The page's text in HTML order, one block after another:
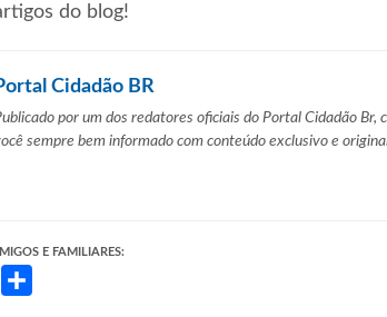
do blog!
Cidadão BR
por um dos redatores oficiais do Portal Cidadão Br,
sempre bem informado comconteúdo exclusivo e
E FAMILIARES:
Email